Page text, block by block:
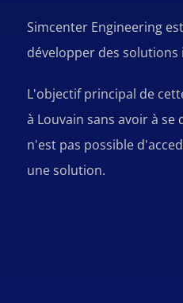
Simcenter Engineering
développer des
L'objectif principal de
à Louvain sans avoir à
n'est pas possible
une solution.